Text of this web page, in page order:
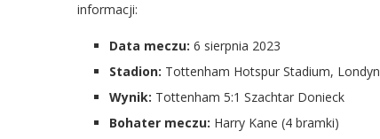
informacji:
Data meczu: 6 sierpnia 2023
Stadion: Tottenham Hotspur Stadium, Londyn
Wynik: Tottenham 5:1 Szachtar Donieck
Bohater meczu: Harry Kane (4 bramki)